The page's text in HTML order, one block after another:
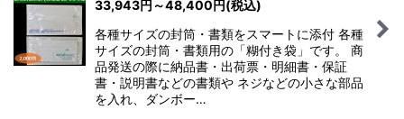
33,943円 ～48,400円(税込)
各種サイズの封筒・書類をスマートに添付 各種
サイズの封筒・書類用の「糊付き袋」です。 商
品発送の際に納品書・出荷票・明細書・保証
書・説明書などの書類や ネジなどの小さな部品
を入れ、ダンボー…